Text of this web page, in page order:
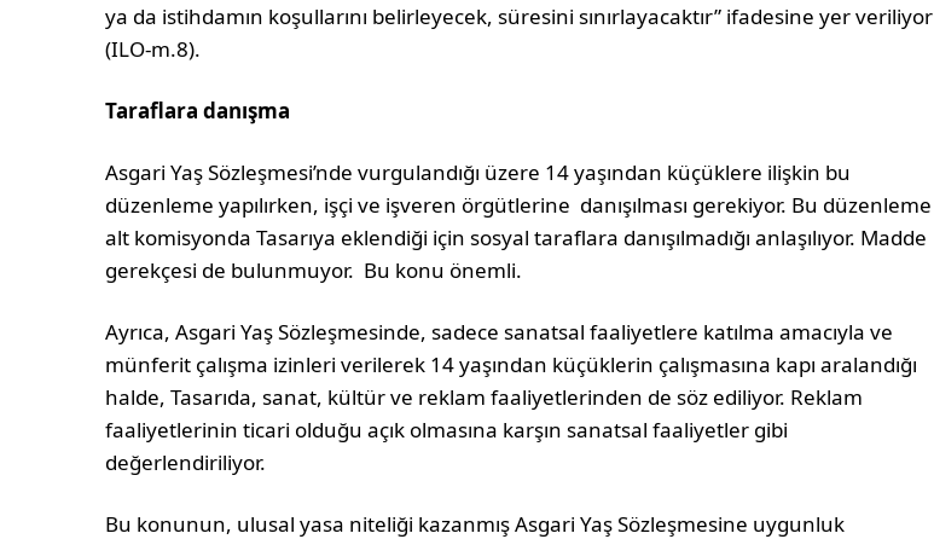
ya da istihdamın koşullarını belirleyecek, süresini sınırlayacaktır” ifadesine yer veriliyor
(ILO-m.8).
Taraflara danışma
Asgari Yaş Sözleşmesi’nde vurgulandığı üzere 14 yaşından küçüklere ilişkin bu
düzenleme yapılırken, işçi ve işveren örgütlerine danışılması gerekiyor. Bu düzenleme
alt komisyonda Tasarıya eklendiği için sosyal taraflara danışılmadığı anlaşılıyor. Madde
gerekçesi de bulunmuyor. Bu konu önemli.
Ayrıca, Asgari Yaş Sözleşmesinde, sadece sanatsal faaliyetlere katılma amacıyla ve
münferit çalışma izinleri verilerek 14 yaşından küçüklerin çalışmasına kapı aralandığı
halde, Tasarıda, sanat, kültür ve reklam faaliyetlerinden de söz ediliyor. Reklam
faaliyetlerinin ticari olduğu açık olmasına karşın sanatsal faaliyetler gibi
değerlendiriliyor.
Bu konunun, ulusal yasa niteliği kazanmış Asgari Yaş Sözleşmesine uygunluk